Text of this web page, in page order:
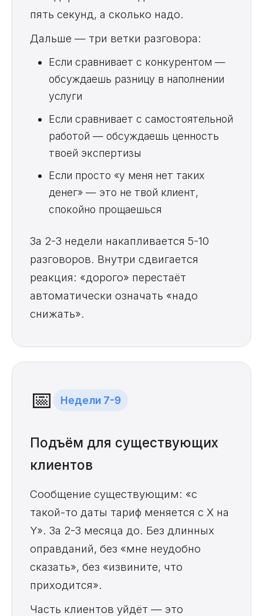
пять секунд, а сколько надо.
Дальше — три ветки разговора:
Если сравнивает с конкурентом —
обсуждаешь разницу в наполнении
услуги
Если сравнивает с самостоятельной
работой — обсуждаешь ценность
твоей экспертизы
Если просто «у меня нет таких
денег» — это не твой клиент,
спокойно прощаешься
За 2-3 недели накапливается 5-10
разговоров. Внутри сдвигается
реакция: «дорого» перестаёт
автоматически означать «надо
снижать».
📅 Недели 7-9
Подъём для существующих
клиентов
Сообщение существующим: «с
такой-то даты тариф меняется с Х на
Y». За 2-3 месяца до. Без длинных
оправданий, без «мне неудобно
сказать», без «извините, что
приходится».
Часть клиентов уйдёт — это